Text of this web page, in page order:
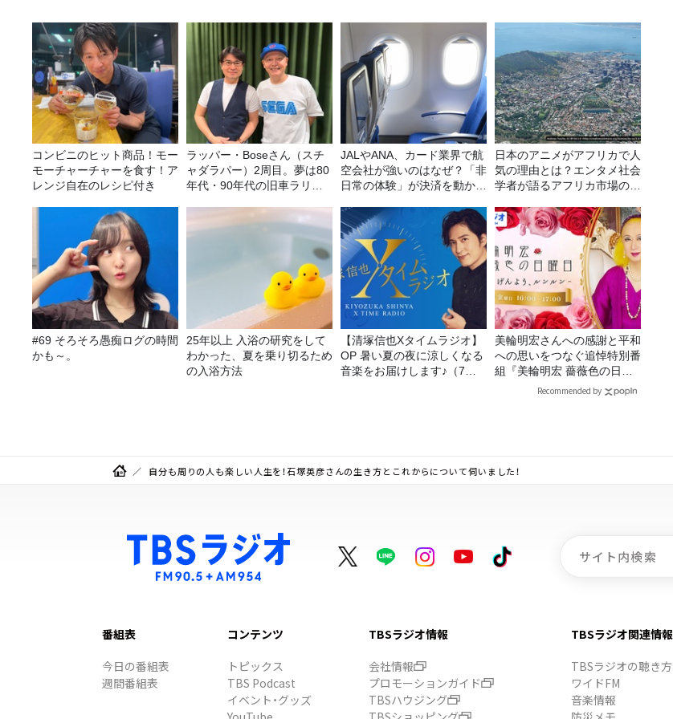
コンビニのヒット商品！モー
モーチャーチャーを食す！ア
レンジ自在のレシピ付き
ラッパー・Boseさん（スチ
ャダラパー）2周目。夢は80
年代・90年代の旧車ラリ
JALやANA、カード業界で航
空会社が強いのはなぜ？「非
日常の体験」が決済を動かす
日本のアニメがアフリカで人
気の理由とは？エンタメ社会
学者が語るアフリカ市場のリ
#69 そろそろ愚痴ログの時間
かも～。
25年以上 入浴の研究をして
わかった、夏を乗り切るため
の入浴方法
【清塚信也Xタイムラジオ】
OP 暑い夏の夜に涼しくなる
音楽をお届けします♪（7月
美輪明宏さんへの感謝と平和
への思いをつなぐ追悼特別番
組『美輪明宏 薔薇色の日曜
日～ごきげんよう、ルンルン
Recommended by
自分も周りの人も楽しい人生を！石塚英彦さんの生き方とこれからについて伺いました！
番組表
今日の番組表
週間番組表
コンテンツ
トピックス
TBS Podcast
イベント・グッズ
TBSラジオ情報
会社情報
プロモーションガイド
TBSハウジング
TBSラジオ関連情報
TBSラジオの聴き方
ワイドFM
音楽情報